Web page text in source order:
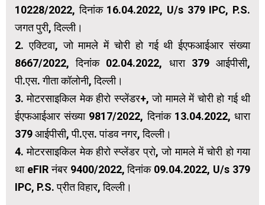
10228/2022, दिनांक 16.04.2022, U/s 379 IPC, P.S.
जगत पुरी, दिल्ली।
2. एक्टिवा, जो मामले में चोरी हो गई थी ईएफआईआर संख्या
8667/2022, दिनांक 02.04.2022, धारा 379 आईपीसी,
पी.एस. गीता कॉलोनी, दिल्ली।
3. मोटरसाइकिल मेक हीरो स्प्लेंडर+, जो मामले में चोरी हो गई थी
ईएफआईआर संख्या 9817/2022, दिनांक 13.04.2022, धारा
379 आईपीसी, पी.एस. पांडव नगर, दिल्ली।
4. मोटरसाइकिल मेक हीरो स्प्लेंडर प्रो, जो मामले में चोरी हो गया
था eFIR नंबर 9400/2022, दिनांक 09.04.2022, U/s 379
IPC, P.S. प्रीत विहार, दिल्ली।